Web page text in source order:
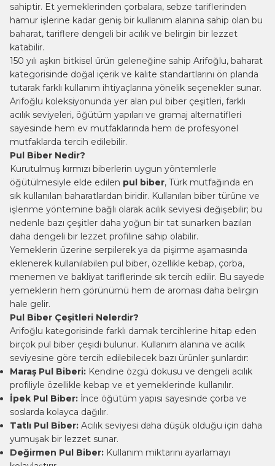
sahiptir. Et yemeklerinden çorbalara, sebze tariflerinden
hamur işlerine kadar geniş bir kullanım alanına sahip olan bu
baharat, tariflere dengeli bir acılık ve belirgin bir lezzet
katabilir.
150 yılı aşkın bitkisel ürün geleneğine sahip Arifoğlu, baharat
kategorisinde doğal içerik ve kalite standartlarını ön planda
tutarak farklı kullanım ihtiyaçlarına yönelik seçenekler sunar.
Arifoğlu koleksiyonunda yer alan pul biber çeşitleri, farklı
acılık seviyeleri, öğütüm yapıları ve gramaj alternatifleri
sayesinde hem ev mutfaklarında hem de profesyonel
mutfaklarda tercih edilebilir.
Pul Biber Nedir?
Kurutulmuş kırmızı biberlerin uygun yöntemlerle
öğütülmesiyle elde edilen pul biber, Türk mutfağında en
sık kullanılan baharatlardan biridir. Kullanılan biber türüne ve
işlenme yöntemine bağlı olarak acılık seviyesi değişebilir; bu
nedenle bazı çeşitler daha yoğun bir tat sunarken bazıları
daha dengeli bir lezzet profiline sahip olabilir.
Yemeklerin üzerine serpilerek ya da pişirme aşamasında
eklenerek kullanılabilen pul biber, özellikle kebap, çorba,
menemen ve bakliyat tariflerinde sık tercih edilir. Bu sayede
yemeklerin hem görünümü hem de aroması daha belirgin
hale gelir.
Pul Biber Çeşitleri Nelerdir?
Arifoğlu kategorisinde farklı damak tercihlerine hitap eden
birçok pul biber çeşidi bulunur. Kullanım alanına ve acılık
seviyesine göre tercih edilebilecek bazı ürünler şunlardır:
Maraş Pul Biberi: Kendine özgü dokusu ve dengeli acılık
profiliyle özellikle kebap ve et yemeklerinde kullanılır.
İpek Pul Biber: İnce öğütüm yapısı sayesinde çorba ve
soslarda kolayca dağılır.
Tatlı Pul Biber: Acılık seviyesi daha düşük olduğu için daha
yumuşak bir lezzet sunar.
Değirmen Pul Biber: Kullanım miktarını ayarlamayı